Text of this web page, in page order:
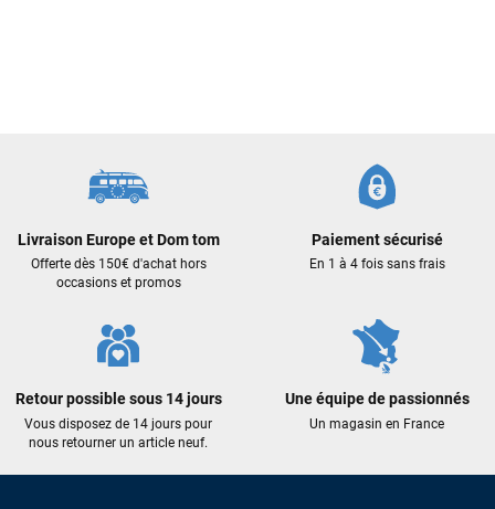
Livraison Europe et Dom tom
Offerte dès 150€ d'achat hors
occasions et promos
Paiement sécurisé
En 1 à 4 fois sans frais
Retour possible sous 14 jours
Vous disposez de 14 jours pour
nous retourner un article neuf.
Une équipe de passionnés
Un magasin en France
Maronui RICHMOND
il y a 3 mois
J'ai acheté une voile d'occasion depuis Tahiti. Super service.
L'envoi a été rapide. La voile est arrivée en super état.
Mauruuru roa.
LAISSER UN AVIS